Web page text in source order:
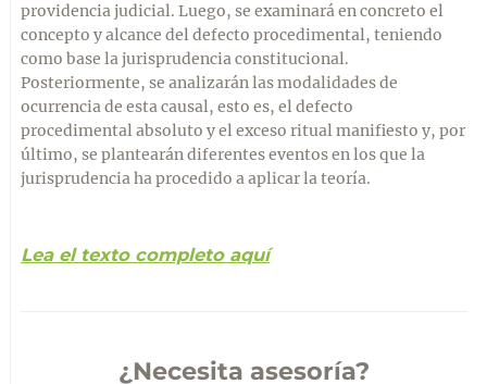
providencia judicial. Luego, se examinará en concreto el
concepto y alcance del defecto procedimental, teniendo
como base la jurisprudencia constitucional.
Posteriormente, se analizarán las modalidades de
ocurrencia de esta causal, esto es, el defecto
procedimental absoluto y el exceso ritual manifiesto y, por
último, se plantearán diferentes eventos en los que la
jurisprudencia ha procedido a aplicar la teoría.
Lea el texto completo aquí
¿Necesita asesoría?